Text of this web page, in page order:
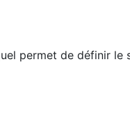
permet de définir